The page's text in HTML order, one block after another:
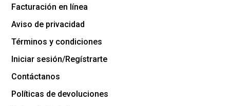
Facturación en línea
Aviso de privacidad
Términos y condiciones
Iniciar sesión/Regístrarte
Contáctanos
Políticas de devoluciones